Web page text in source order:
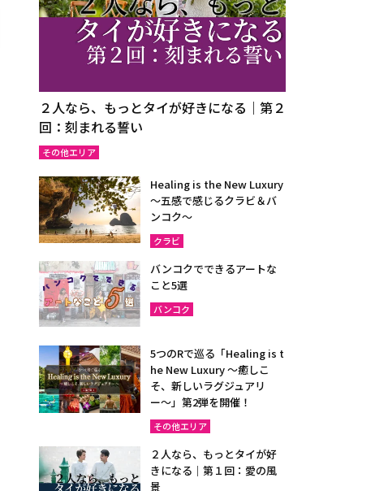
２人なら、もっとタイが好きになる｜第２
回：刻まれる誓い
その他エリア
Healing is the New Luxury
～五感で感じるクラビ＆バ
ンコク～
クラビ
バンコクでできるアートな
こと5選
バンコク
5つのRで巡る「Healing is t
he New Luxury ～癒しこ
そ、新しいラグジュアリ
ー〜」第2弾を開催！
その他エリア
２人なら、もっとタイが好
きになる｜第１回：愛の風
景